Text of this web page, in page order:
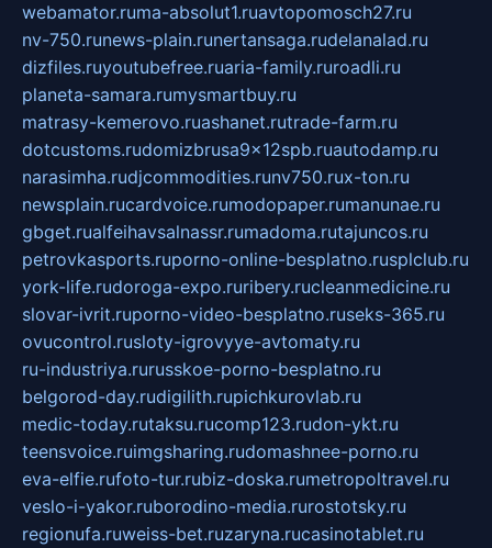
webamator.ruma-absolut1.ruavtopomosch27.ru
nv-750.runews-plain.runertansaga.rudelanalad.ru
dizfiles.ruyoutubefree.ruaria-family.ruroadli.ru
planeta-samara.rumysmartbuy.ru
matrasy-kemerovo.ruashanet.rutrade-farm.ru
dotcustoms.rudomizbrusa9x12spb.ruautodamp.ru
narasimha.rudjcommodities.runv750.rux-ton.ru
newsplain.rucardvoice.rumodopaper.rumanunae.ru
gbget.rualfeihavsalnassr.rumadoma.rutajuncos.ru
petrovkasports.ruporno-online-besplatno.rusplclub.ru
york-life.rudoroga-expo.ruribery.rucleanmedicine.ru
slovar-ivrit.ruporno-video-besplatno.ruseks-365.ru
ovucontrol.rusloty-igrovyye-avtomaty.ru
ru-industriya.rurusskoe-porno-besplatno.ru
belgorod-day.rudigilith.rupichkurovlab.ru
medic-today.rutaksu.rucomp123.rudon-ykt.ru
teensvoice.ruimgsharing.rudomashnee-porno.ru
eva-elfie.rufoto-tur.rubiz-doska.rumetropoltravel.ru
veslo-i-yakor.ruborodino-media.rurostotsky.ru
regionufa.ruweiss-bet.ruzaryna.rucasinotablet.ru